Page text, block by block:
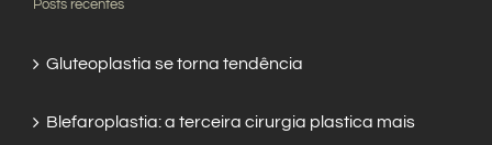
Posts recentes
Gluteoplastia se torna tendência
Blefaroplastia: a terceira cirurgia plastica mais